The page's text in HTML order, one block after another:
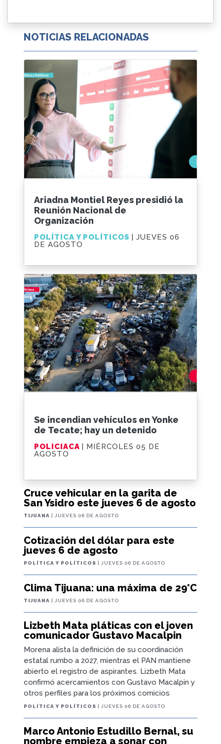
NOTICIAS RELACIONADAS
Cruce vehicular en la garita de
San Ysidro este jueves 6 de agosto
TIJUANA | JUEVES 06 DE AGOSTO
Cotización del dólar para este
jueves 6 de agosto
POLÍTICA Y POLÍTICOS | JUEVES 06 DE AGOSTO
Clima Tijuana: una máxima de 29°C
TIJUANA | JUEVES 06 DE AGOSTO
Lizbeth Mata pláticas con el joven
comunicador Gustavo Macalpin
Morena alista la definición de su coordinación
estatal rumbo a 2027, mientras el PAN mantiene
abierto el registro de aspirantes. Lizbeth Mata
confirmó acercamientos con Gustavo Macalpin y
otros perfiles para los próximos comicios
POLÍTICA Y POLÍTICOS | JUEVES 06 DE AGOSTO
Marco Antonio Estudillo Bernal, su
nombre empieza a sonar con
Ariadna Montiel Reyes presidió la
Reunión Nacional de
Organización
POLÍTICA Y POLÍTICOS
| JUEVES 06
DE AGOSTO
Se incendian vehículos en Yonke
de Tecate; hay un detenido
POLICIACA | MIÉRCOLES 05 DE
AGOSTO